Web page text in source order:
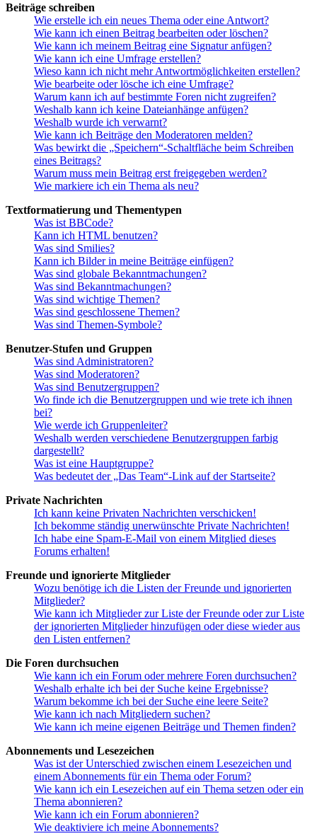
Beiträge schreiben
Wie erstelle ich ein neues Thema oder eine Antwort?
Wie kann ich einen Beitrag bearbeiten oder löschen?
Wie kann ich meinem Beitrag eine Signatur anfügen?
Wie kann ich eine Umfrage erstellen?
Wieso kann ich nicht mehr Antwortmöglichkeiten erstellen?
Wie bearbeite oder lösche ich eine Umfrage?
Warum kann ich auf bestimmte Foren nicht zugreifen?
Weshalb kann ich keine Dateianhänge anfügen?
Weshalb wurde ich verwarnt?
Wie kann ich Beiträge den Moderatoren melden?
Was bewirkt die „Speichern“-Schaltfläche beim Schreiben
eines Beitrags?
Warum muss mein Beitrag erst freigegeben werden?
Wie markiere ich ein Thema als neu?
Textformatierung und Thementypen
Was ist BBCode?
Kann ich HTML benutzen?
Was sind Smilies?
Kann ich Bilder in meine Beiträge einfügen?
Was sind globale Bekanntmachungen?
Was sind Bekanntmachungen?
Was sind wichtige Themen?
Was sind geschlossene Themen?
Was sind Themen-Symbole?
Benutzer-Stufen und Gruppen
Was sind Administratoren?
Was sind Moderatoren?
Was sind Benutzergruppen?
Wo finde ich die Benutzergruppen und wie trete ich ihnen
bei?
Wie werde ich Gruppenleiter?
Weshalb werden verschiedene Benutzergruppen farbig
dargestellt?
Was ist eine Hauptgruppe?
Was bedeutet der „Das Team“-Link auf der Startseite?
Private Nachrichten
Ich kann keine Privaten Nachrichten verschicken!
Ich bekomme ständig unerwünschte Private Nachrichten!
Ich habe eine Spam-E-Mail von einem Mitglied dieses
Forums erhalten!
Freunde und ignorierte Mitglieder
Wozu benötige ich die Listen der Freunde und ignorierten
Mitglieder?
Wie kann ich Mitglieder zur Liste der Freunde oder zur Liste
der ignorierten Mitglieder hinzufügen oder diese wieder aus
den Listen entfernen?
Die Foren durchsuchen
Wie kann ich ein Forum oder mehrere Foren durchsuchen?
Weshalb erhalte ich bei der Suche keine Ergebnisse?
Warum bekomme ich bei der Suche eine leere Seite?
Wie kann ich nach Mitgliedern suchen?
Wie kann ich meine eigenen Beiträge und Themen finden?
Abonnements und Lesezeichen
Was ist der Unterschied zwischen einem Lesezeichen und
einem Abonnements für ein Thema oder Forum?
Wie kann ich ein Lesezeichen auf ein Thema setzen oder ein
Thema abonnieren?
Wie kann ich ein Forum abonnieren?
Wie deaktiviere ich meine Abonnements?